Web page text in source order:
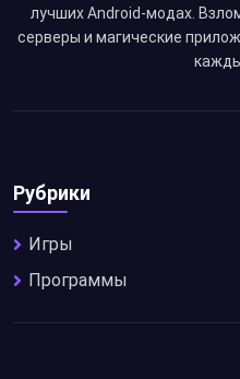
лучших Android-модах.
серверы и магические
Рубрики
Игры
Программы